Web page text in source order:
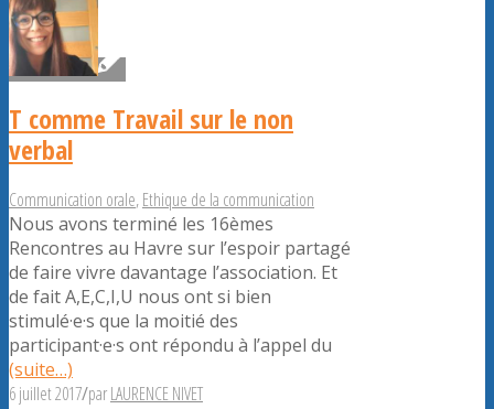
T comme Travail sur le non
verbal
Communication orale,Ethique de la communication
Nous avons terminé les 16èmes
Rencontres au Havre sur l’espoir partagé
de faire vivre davantage l’association. Et
de fait A,E,C,I,U nous ont si bien
stimulé·e·s que la moitié des
participant·e·s ont répondu à l’appel du
(suite…)
6 juillet 2017/parLAURENCE NIVET